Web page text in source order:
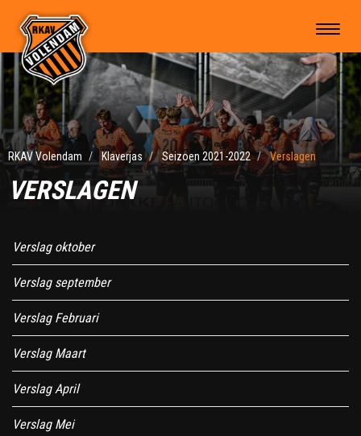
RKAV Volendam Klaverjas Seizoen 2021-2022 Verslagen
VERSLAGEN
Verslag oktober
Verslag september
Verslag Februari
Verslag Maart
Verslag April
Verslag Mei